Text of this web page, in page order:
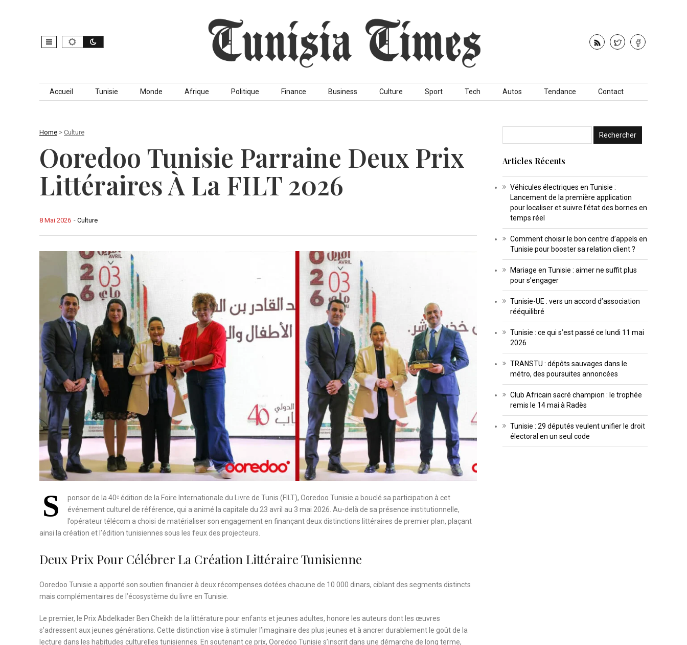
Skip to content
Accueil Tunisie Monde Afrique Politique Finance Business Culture Sport Tech Autos Tendance Contact
Home > Culture
Ooredoo Tunisie Parraine Deux Prix
Littéraires À La FILT 2026
- Culture
8 Mai 2026
S
ponsor de la 40ᵉ édition de la Foire Internationale du Livre de Tunis (FILT), Ooredoo Tunisie a bouclé sa participation à cet
événement culturel de référence, qui a animé la capitale du 23 avril au 3 mai 2026. Au-delà de sa présence institutionnelle,
l’opérateur télécom a choisi de matérialiser son engagement en finançant deux distinctions littéraires de premier plan, plaçant
ainsi la création et l’édition tunisiennes sous les feux des projecteurs.
Deux Prix Pour Célébrer La Création Littéraire Tunisienne
Ooredoo Tunisie a apporté son soutien financier à deux récompenses dotées chacune de 10 000 dinars, ciblant des segments distincts
mais complémentaires de l’écosystème du livre en Tunisie.
Le premier, le Prix Abdelkader Ben Cheikh de la littérature pour enfants et jeunes adultes, honore les auteurs dont les œuvres
s’adressent aux jeunes générations. Cette distinction vise à stimuler l’imaginaire des plus jeunes et à ancrer durablement le goût de la
lecture dans les habitudes culturelles tunisiennes. En soutenant ce prix, Ooredoo Tunisie s’inscrit dans une démarche de long terme,
Articles Récents
Véhicules électriques en Tunisie :
Lancement de la première application
pour localiser et suivre l’état des bornes en
temps réel
Comment choisir le bon centre d’appels en
Tunisie pour booster sa relation client ?
Mariage en Tunisie : aimer ne suffit plus
pour s’engager
Tunisie-UE : vers un accord d’association
rééquilibré
Tunisie : ce qui s’est passé ce lundi 11 mai
2026
TRANSTU : dépôts sauvages dans le
métro, des poursuites annoncées
Club Africain sacré champion : le trophée
remis le 14 mai à Radès
Tunisie : 29 députés veulent unifier le droit
électoral en un seul code